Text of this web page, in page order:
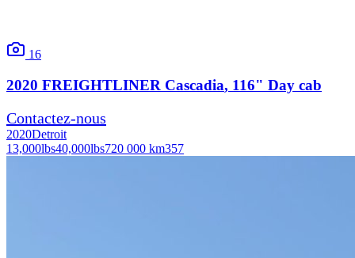
16
2020 FREIGHTLINER Cascadia, 116" Day cab
Contactez-nous
2020Detroit
13,000lbs40,000lbs720 000 km357